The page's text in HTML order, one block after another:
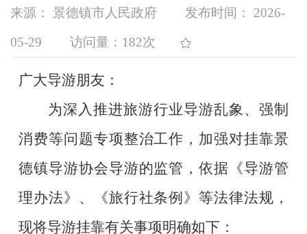
来源： 景德镇市人民政府 发布时间： 2026-
05-29 访问量： 182次
广大导游朋友：
为深入推进旅游行业导游乱象、强制
消费等问题专项整治工作，加强对挂靠景
德镇导游协会导游的监管，依据《导游管
理办法》、《旅行社条例》等法律法规，
现将导游挂靠有关事项明确如下：